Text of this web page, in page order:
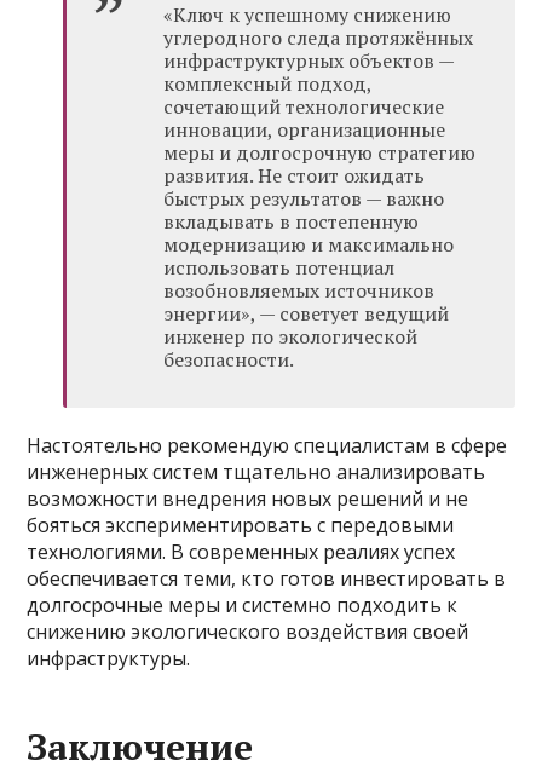
«Ключ к успешному снижению
углеродного следа протяжённых
инфраструктурных объектов —
комплексный подход,
сочетающий технологические
инновации, организационные
меры и долгосрочную стратегию
развития. Не стоит ожидать
быстрых результатов — важно
вкладывать в постепенную
модернизацию и максимально
использовать потенциал
возобновляемых источников
энергии», — советует ведущий
инженер по экологической
безопасности.
Настоятельно рекомендую специалистам в сфере
инженерных систем тщательно анализировать
возможности внедрения новых решений и не
бояться экспериментировать с передовыми
технологиями. В современных реалиях успех
обеспечивается теми, кто готов инвестировать в
долгосрочные меры и системно подходить к
снижению экологического воздействия своей
инфраструктуры.
Заключение